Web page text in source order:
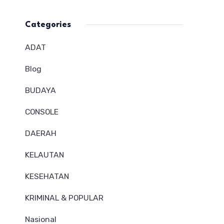
Categories
ADAT
Blog
BUDAYA
CONSOLE
DAERAH
KELAUTAN
KESEHATAN
KRIMINAL & POPULAR
Nasional